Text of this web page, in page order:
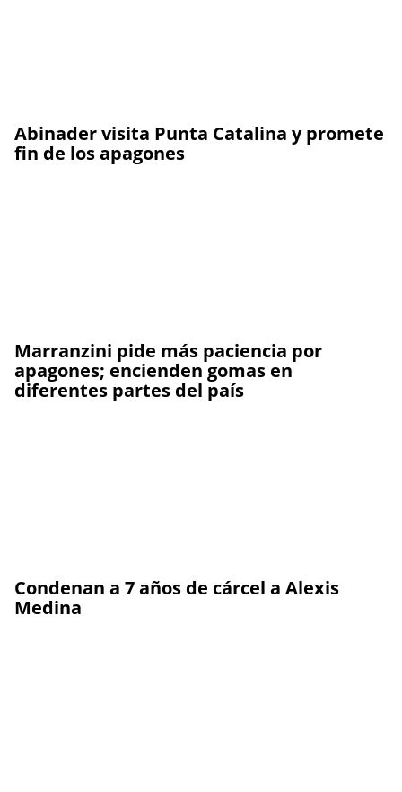
Abinader visita Punta Catalina y promete
fin de los apagones
Marranzini pide más paciencia por
apagones; encienden gomas en
diferentes partes del país
Condenan a 7 años de cárcel a Alexis
Medina